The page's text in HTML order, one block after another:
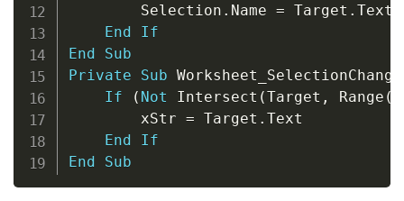
        Selection
. Name = Target . Text
End
If
End
Sub
Private
Sub Worksheet_SelectionChange
If
( Not Intersect (Target , Range (
        xStr
= Target . Text
End
If
End
Sub